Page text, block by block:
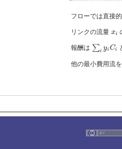
フローでは直接
リンクの流量 xi
xi
報酬は ∑i yiCi
∑iy i
他の最小費用流